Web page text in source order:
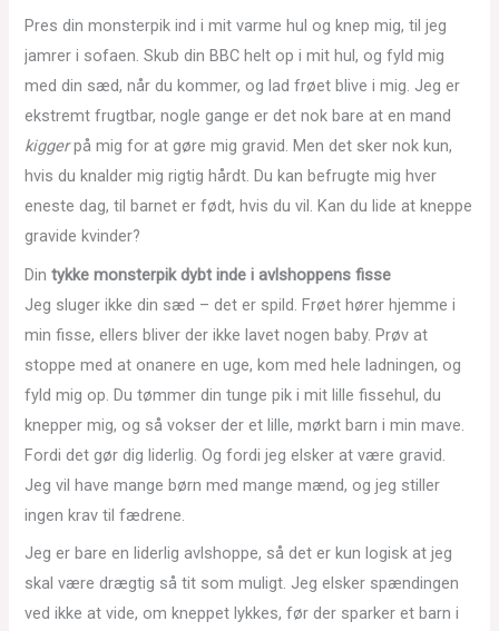
Pres din monsterpik ind i mit varme hul og knep mig, til jeg
jamrer i sofaen. Skub din BBC helt op i mit hul, og fyld mig
med din sæd, når du kommer, og lad frøet blive i mig. Jeg er
ekstremt frugtbar, nogle gange er det nok bare at en mand
kiggerpå mig for at gøre mig gravid. Men det sker nok kun,
hvis du knalder mig rigtig hårdt. Du kan befrugte mig hver
eneste dag, til barnet er født, hvis du vil. Kan du lide at kneppe
gravide kvinder?
Din tykke monsterpik dybt inde i avlshoppens fisse
Jeg sluger ikke din sæd – det er spild. Frøet hører hjemme i
min fisse, ellers bliver der ikke lavet nogen baby. Prøv at
stoppe med at onanere en uge, kom med hele ladningen, og
fyld mig op. Du tømmer din tunge pik i mit lille fissehul, du
knepper mig, og så vokser der et lille, mørkt barn i min mave.
Fordi det gør dig liderlig. Og fordi jeg elsker at være gravid.
Jeg vil have mange børn med mange mænd, og jeg stiller
ingen krav til fædrene.
Jeg er bare en liderlig avlshoppe, så det er kun logisk at jeg
skal være drægtig så tit som muligt. Jeg elsker spændingen
ved ikke at vide, om kneppet lykkes, før der sparker et barn i